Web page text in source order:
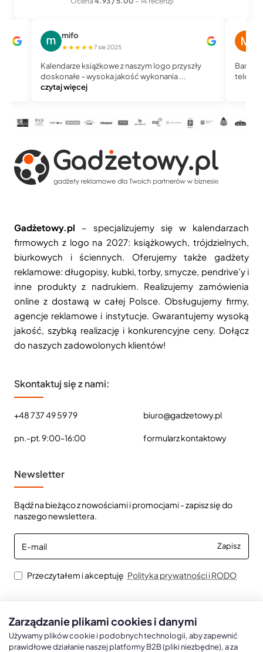
mifo
★★★★★7 sie 2025
Kalendarze książkowe z naszym logo przyszły
doskonałe – wysoka jakość wykonania ...
czytaj więcej
Bardzo
Gadżetowy.pl – specjalizujemy się w kalendarzach
firmowych z logo na 2027: książkowych, trójdzielnych,
biurkowych i ściennych. Oferujemy także gadżety
reklamowe: długopisy, kubki, torby, smycze, pendrive’y i
inne produkty z nadrukiem. Realizujemy zamówienia
online z dostawą w całej Polsce. Obsługujemy firmy,
agencje reklamowe i instytucje. Gwarantujemy wysoką
jakość, szybką realizację i konkurencyjne ceny. Dołącz
do naszych zadowolonych klientów!
Skontaktuj się z nami:
+48 737 49 59 79
pn.-pt. 9:00-16:00
biuro@gadzetowy.pl
formularz kontaktowy
Newsletter
Bądź na bieżąco z nowościami i promocjami - zapisz się do
naszego newslettera.
E-
mail
Zapisz
Przeczytałem i akceptuję Polityka prywatności i RODO
Kalendarze książkowe Kalendarze Ścienne
Zarządzanie plikami cookies i danymi
Używamy plików cookie i podobnych technologii, aby zapewnić
prawidłowe działanie naszej platformy B2B (pliki niezbędne), a za